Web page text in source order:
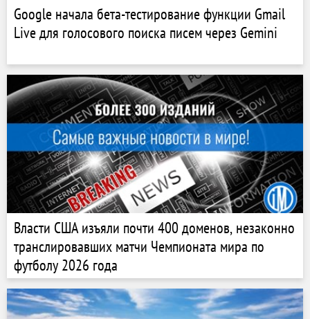
Google начала бета-тестирование функции Gmail
Live для голосового поиска писем через Gemini
Власти США изъяли почти 400 доменов, незаконно
транслировавших матчи Чемпионата мира по
футболу 2026 года